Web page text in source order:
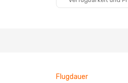
Flugdauer